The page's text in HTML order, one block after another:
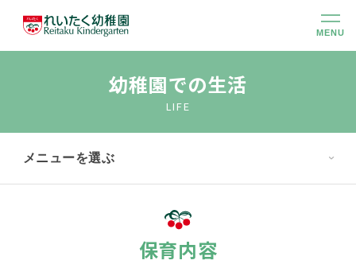
MENU
幼稚園のこと
大切にしていること
幼稚園での生活
幼稚園での生活
LIFE
メニューを選ぶ
保育内容